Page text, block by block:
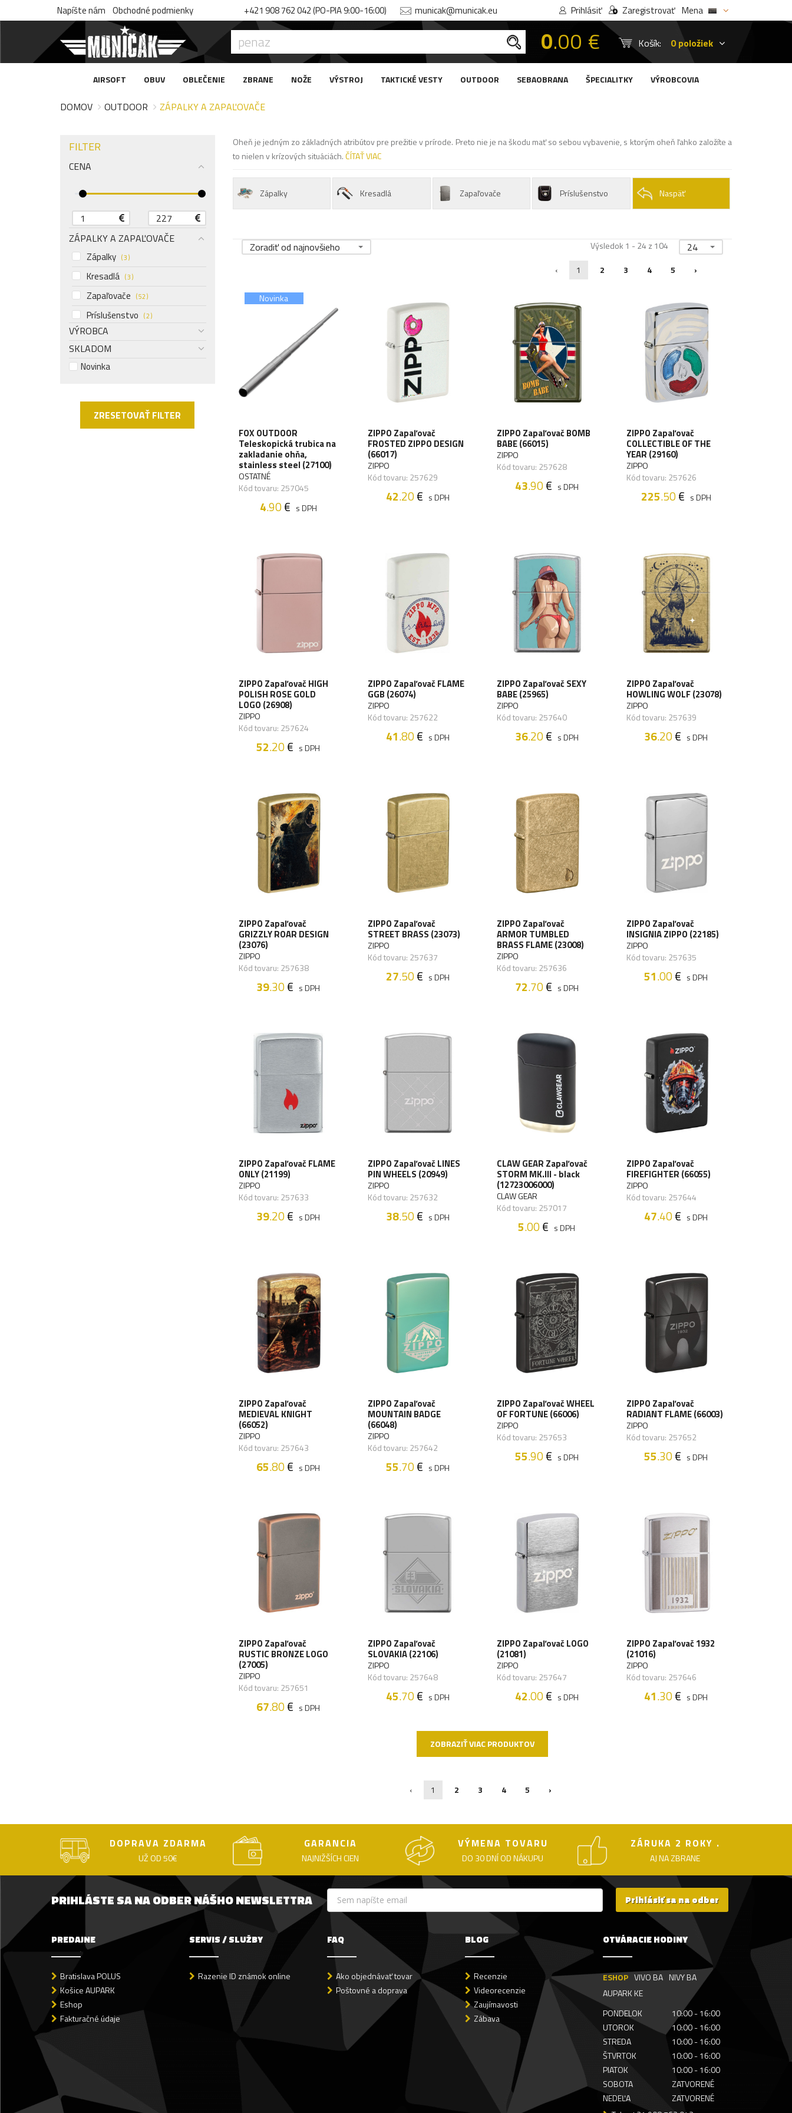
Napíšte nám Obchodné podmienky +421 908 762 042 (PO-PIA 9:00-16:00) municak@municak.eu Prihlásiť Zaregistrovať Mena
0.00 € Košík: 0 položiek
AIRSOFT OBUV OBLEČENIE ZBRANE NOŽE VÝSTROJ TAKTICKÉ VESTY OUTDOOR SEBAOBRANA ŠPECIALITKY VÝROBCOVIA
DOMOV OUTDOOR ZÁPALKY A ZAPAĽOVAČE
FILTER
CENA
ZÁPALKY A ZAPAĽOVAČE
Zápalky ( 3 )
Kresadlá ( 3 )
Zapaľovače ( 52 )
Príslušenstvo ( 2 )
VÝROBCA
SKLADOM
Novinka
ZRESETOVAŤ FILTER
Oheň je jedným zo základných atribútov pre prežitie v prírode. Preto nie je na škodu mať so sebou vybavenie, s ktorým oheň ľahko založíte a
to nielen v krízových situáciách.ČÍTAŤ VIAC
Zápalky Kresadlá Zapaľovače Príslušenstvo Naspäť
Zoradiť od najnovšieho Výsledok 1 - 24 z 104 24
‹ 1 2 3 4 5 ›
Novinka
FOX OUTDOOR
Teleskopická trubica na
zakladanie ohňa,
stainless steel (27100)
OSTATNÉ
Kód tovaru: 257045
4.90€ s DPH
ZIPPO Zapaľovač
FROSTED ZIPPO DESIGN
(66017)
ZIPPO
Kód tovaru: 257629
42.20€ s DPH
ZIPPO Zapaľovač BOMB
BABE (66015)
ZIPPO
Kód tovaru: 257628
43.90€ s DPH
ZIPPO Zapaľovač
COLLECTIBLE OF THE
YEAR (29160)
ZIPPO
Kód tovaru: 257626
225.50€ s DPH
ZIPPO Zapaľovač HIGH
POLISH ROSE GOLD
LOGO (26908)
ZIPPO
Kód tovaru: 257624
52.20€ s DPH
ZIPPO Zapaľovač FLAME
GGB (26074)
ZIPPO
Kód tovaru: 257622
41.80€ s DPH
ZIPPO Zapaľovač SEXY
BABE (25965)
ZIPPO
Kód tovaru: 257640
36.20€ s DPH
ZIPPO Zapaľovač
HOWLING WOLF (23078)
ZIPPO
Kód tovaru: 257639
36.20€ s DPH
ZIPPO Zapaľovač
GRIZZLY ROAR DESIGN
(23076)
ZIPPO
Kód tovaru: 257638
39.30€ s DPH
ZIPPO Zapaľovač
STREET BRASS (23073)
ZIPPO
Kód tovaru: 257637
27.50€ s DPH
ZIPPO Zapaľovač
ARMOR TUMBLED
BRASS FLAME (23008)
ZIPPO
Kód tovaru: 257636
72.70€ s DPH
ZIPPO Zapaľovač
INSIGNIA ZIPPO (22185)
ZIPPO
Kód tovaru: 257635
51.00€ s DPH
ZIPPO Zapaľovač FLAME
ONLY (21199)
ZIPPO
Kód tovaru: 257633
39.20€ s DPH
ZIPPO Zapaľovač LINES
PIN WHEELS (20949)
ZIPPO
Kód tovaru: 257632
38.50€ s DPH
CLAW GEAR Zapaľovač
STORM MK.III - black
(12723006000)
CLAW GEAR
Kód tovaru: 257017
5.00€ s DPH
ZIPPO Zapaľovač
FIREFIGHTER (66055)
ZIPPO
Kód tovaru: 257644
47.40€ s DPH
ZIPPO Zapaľovač
MEDIEVAL KNIGHT
(66052)
ZIPPO
Kód tovaru: 257643
65.80€ s DPH
ZIPPO Zapaľovač
MOUNTAIN BADGE
(66048)
ZIPPO
Kód tovaru: 257642
55.70€ s DPH
ZIPPO Zapaľovač WHEEL
OF FORTUNE (66006)
ZIPPO
Kód tovaru: 257653
55.90€ s DPH
ZIPPO Zapaľovač
RADIANT FLAME (66003)
ZIPPO
Kód tovaru: 257652
55.30€ s DPH
ZIPPO Zapaľovač
RUSTIC BRONZE LOGO
(27005)
ZIPPO
Kód tovaru: 257651
67.80€ s DPH
ZIPPO Zapaľovač
SLOVAKIA (22106)
ZIPPO
Kód tovaru: 257648
45.70€ s DPH
ZIPPO Zapaľovač LOGO
(21081)
ZIPPO
Kód tovaru: 257647
42.00€ s DPH
ZIPPO Zapaľovač 1932
(21016)
ZIPPO
Kód tovaru: 257646
41.30€ s DPH
ZOBRAZIŤ VIAC PRODUKTOV
‹ 1 2 3 4 5 ›
DOPRAVA ZDARMA
UŽ OD 50€
GARANCIA
NAJNIŽŠÍCH CIEN
VÝMENA TOVARU
DO 30 DNÍ OD NÁKUPU
ZÁRUKA 2 ROKY .
AJ NA ZBRANE
PRIHLÁSTE SA NA ODBER NÁŠHO NEWSLETTRA Prihlásiť sa na odber
PREDAJNE
Bratislava POLUS
Košice AUPARK
Eshop
Fakturačné údaje
SERVIS / SLUŽBY
Razenie ID známok online
FAQ
Ako objednávať tovar
Poštovné a doprava
BLOG
Recenzie
Videorecenzie
Zaujímavosti
Zábava
OTVÁRACIE HODINY
ESHOP VIVO BA NIVY BA
AUPARK KE
PONDELOK
10:00 - 16:00
UTOROK
10:00 - 16:00
STREDA
10:00 - 16:00
ŠTVRTOK
10:00 - 16:00
PIATOK
10:00 - 16:00
SOBOTA
ZATVORENÉ
NEDEĽA
ZATVORENÉ